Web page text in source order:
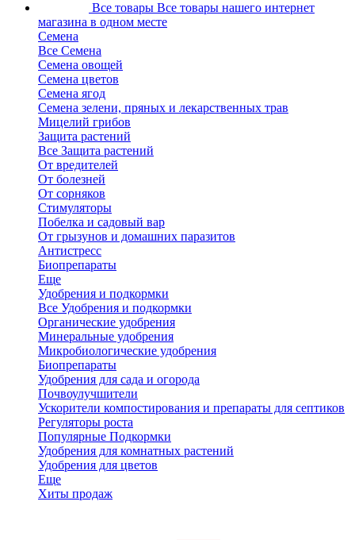
Все товары Все товары нашего интернет
магазина в одном месте
Семена
Все Семена
Семена овощей
Семена цветов
Семена ягод
Семена зелени, пряных и лекарственных трав
Мицелий грибов
Защита растений
Все Защита растений
От вредителей
От болезней
От сорняков
Стимуляторы
Побелка и садовый вар
От грызунов и домашних паразитов
Антистресс
Биопрепараты
Еще
Удобрения и подкормки
Все Удобрения и подкормки
Органические удобрения
Минеральные удобрения
Микробиологические удобрения
Биопрепараты
Удобрения для сада и огорода
Почвоулучшители
Ускорители компостирования и препараты для септиков
Регуляторы роста
Популярные Подкормки
Удобрения для комнатных растений
Удобрения для цветов
Еще
Хиты продаж